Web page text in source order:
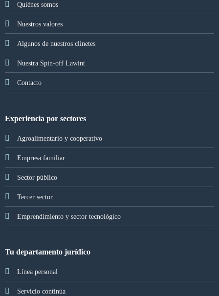
Quiénes somos
Nuestros valores
Algunos de nuestros clinetes
Nuestra Spin-off Lawint
Contacto
Experiencia por sectores
Agroalimentario y cooperativo
Empresa familiar
Sector público
Tercer sector
Emprendimiento y sector tecnológico
Tu departamento jurídico
Línea personal
Servicio continúa